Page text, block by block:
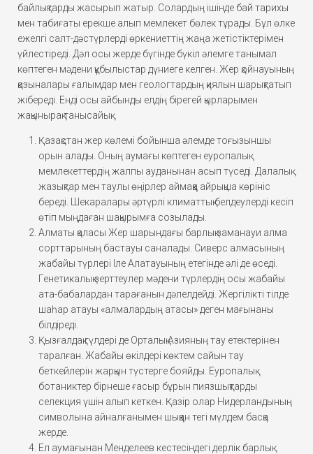
байлықтарды жасырып жатыр. Солардың ішінде бай тарихы
мен табиғаты ерекше алып мемлекет бөлек тұрады. Бұл өлке
ежелгі салт-дәстүрлерді өркениеттің жаңа жетістіктерімен
үйлестіреді. Дәл осы жерде бүгінде бүкіл әлемге танымал
көптеген мәдени құбылыстар дүниеге келген. Жер қойнауының
қазыналары ғалымдар мен геологтардың қиялын шарықтатып
жібереді. Енді осы айбынды елдің бірегей қырларымен
жақынырақ танысайық.
Қазақстан жер көлемі бойынша әлемде тоғызыншы
орын алады. Оның аумағы көптеген еуропалық
мемлекеттердің жалпы ауданынан асып түседі. Далалық
жазықтар мен таулы өңірлер аймаққа айрықша көрініс
береді. Шекаралары әртүрлі климаттық белдеулерді кесіп
өтіп мыңдаған шақырымға созылады.
Алматы қаласы Жер шарындағы барлық заманауи алма
сорттарының бастауы саналады. Сиверс алмасының
жабайы түрлері Іле Алатауының етегінде әлі де өседі.
Генетикалық зерттеулер мәдени түрлердің осы жабайы
ата-бабалардан тарағанын дәлелдейді. Жергілікті тілде
шаһар атауы «алмалардың атасы» деген мағынаны
білдіреді.
Қызғалдақ гүлдері де Орталық Азияның тау етектерінен
таралған. Жабайы өкілдері көктем сайын тау
беткейлерін жарқын түстерге бояйды. Еуропалық
ботаниктер бірнеше ғасыр бұрын пиязшықтарды
селекция үшін алып кеткен. Қазір олар Нидерландының
символына айналғанымен шыққан тегі мүлдем басқа
жерде.
Ел аумағынан Менделеев кестесіндегі дерлік барлық